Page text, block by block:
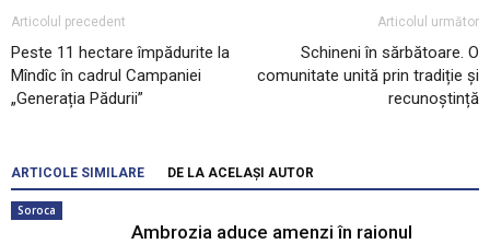
Articolul precedent
Peste 11 hectare împădurite la
Mîndîc în cadrul Campaniei
„Generația Pădurii”
Articolul următor
Schineni în sărbătoare. O
comunitate unită prin tradiție și
recunoștință
ARTICOLE SIMILARE DE LA ACELAȘI AUTOR
Soroca
Ambrozia aduce amenzi în raionul